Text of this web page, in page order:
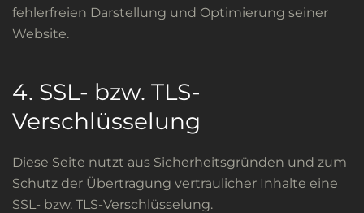
fehlerfreien Darstellung und Optimierung seiner
Website.
4. SSL- bzw. TLS-
Verschlüsselung
Diese Seite nutzt aus Sicherheitsgründen und zum
Schutz der Übertragung vertraulicher Inhalte eine
SSL- bzw. TLS-Verschlüsselung.